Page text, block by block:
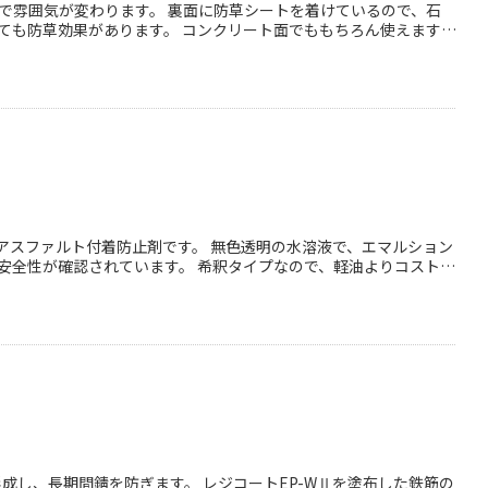
囲気が変わります。 裏面に防草シートを着けているので、石
防草効果があります。 コンクリート面でももちろん使えます。
ファルト付着防止剤です。 無色透明の水溶液で、エマルション
性が確認されています。 希釈タイプなので、軽油よりコストが
し、長期間錆を防ぎます。 レジコートEP-WⅡを塗布した鉄筋の